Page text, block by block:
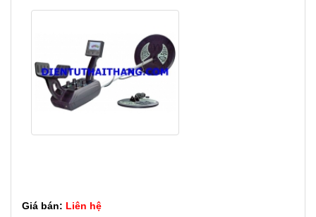
Giá bán: Liên hệ